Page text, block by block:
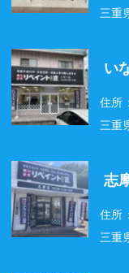
三重
い
住所
三重
志
住所
三重